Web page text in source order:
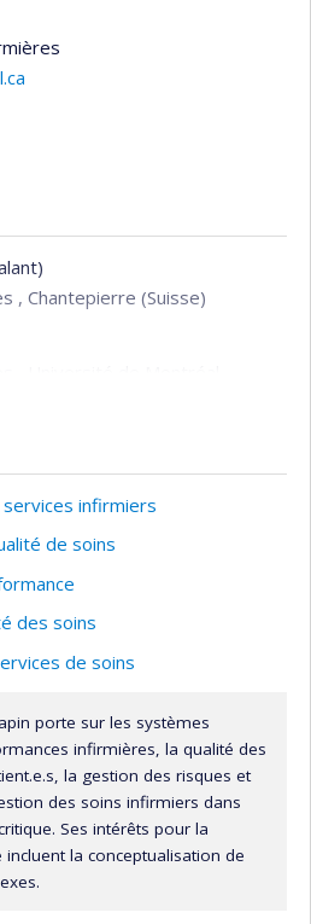
, Chantepierre (Suisse)
, Université de Montréal
infirmiers
de soins
des soins
de soins
porte sur les systèmes
infirmières, la qualité des
la gestion des risques et
des soins infirmiers dans
Ses intérêts pour la
la conceptualisation de